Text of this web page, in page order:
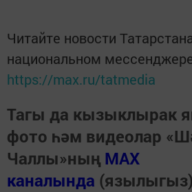
Читайте новости
национальном
https://max.ru/tatmedia
Тагы да кызыклырак
фото һәм видеолар
Чаллы»ның MAX
каналында